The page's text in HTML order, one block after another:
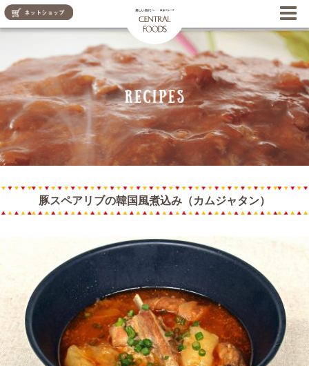
豚スペアリブの韓国風煮込み（カムジャタン）